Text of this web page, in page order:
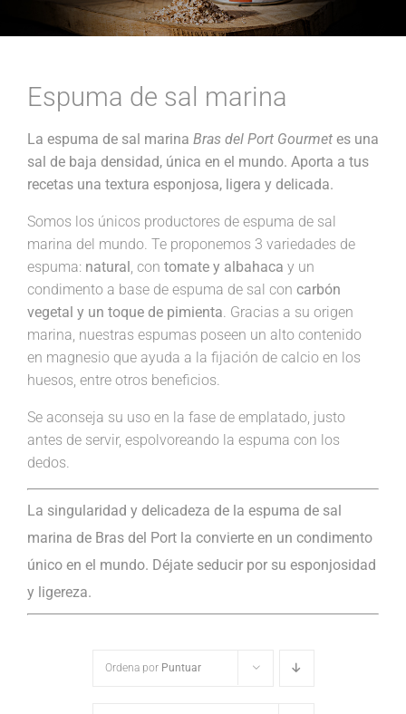
Espuma de sal marina
La espuma de sal marina Bras del Port Gourmet es una
sal de baja densidad, única en el mundo. Aporta a tus
recetas una textura esponjosa, ligera y delicada.
Somos los únicos productores de espuma de sal
marina del mundo. Te proponemos 3 variedades de
espuma: natural, con tomate y albahaca y un
condimento a base de espuma de sal con carbón
vegetal y un toque de pimienta. Gracias a su origen
marina, nuestras espumas poseen un alto contenido
en magnesio que ayuda a la fijación de calcio en los
huesos, entre otros beneficios.
Se aconseja su uso en la fase de emplatado, justo
antes de servir, espolvoreando la espuma con los
dedos.
La singularidad y delicadeza de la espuma de sal
marina de Bras del Port la convierte en un condimento
único en el mundo. Déjate seducir por su esponjosidad
y ligereza.
Ordena por Puntuar